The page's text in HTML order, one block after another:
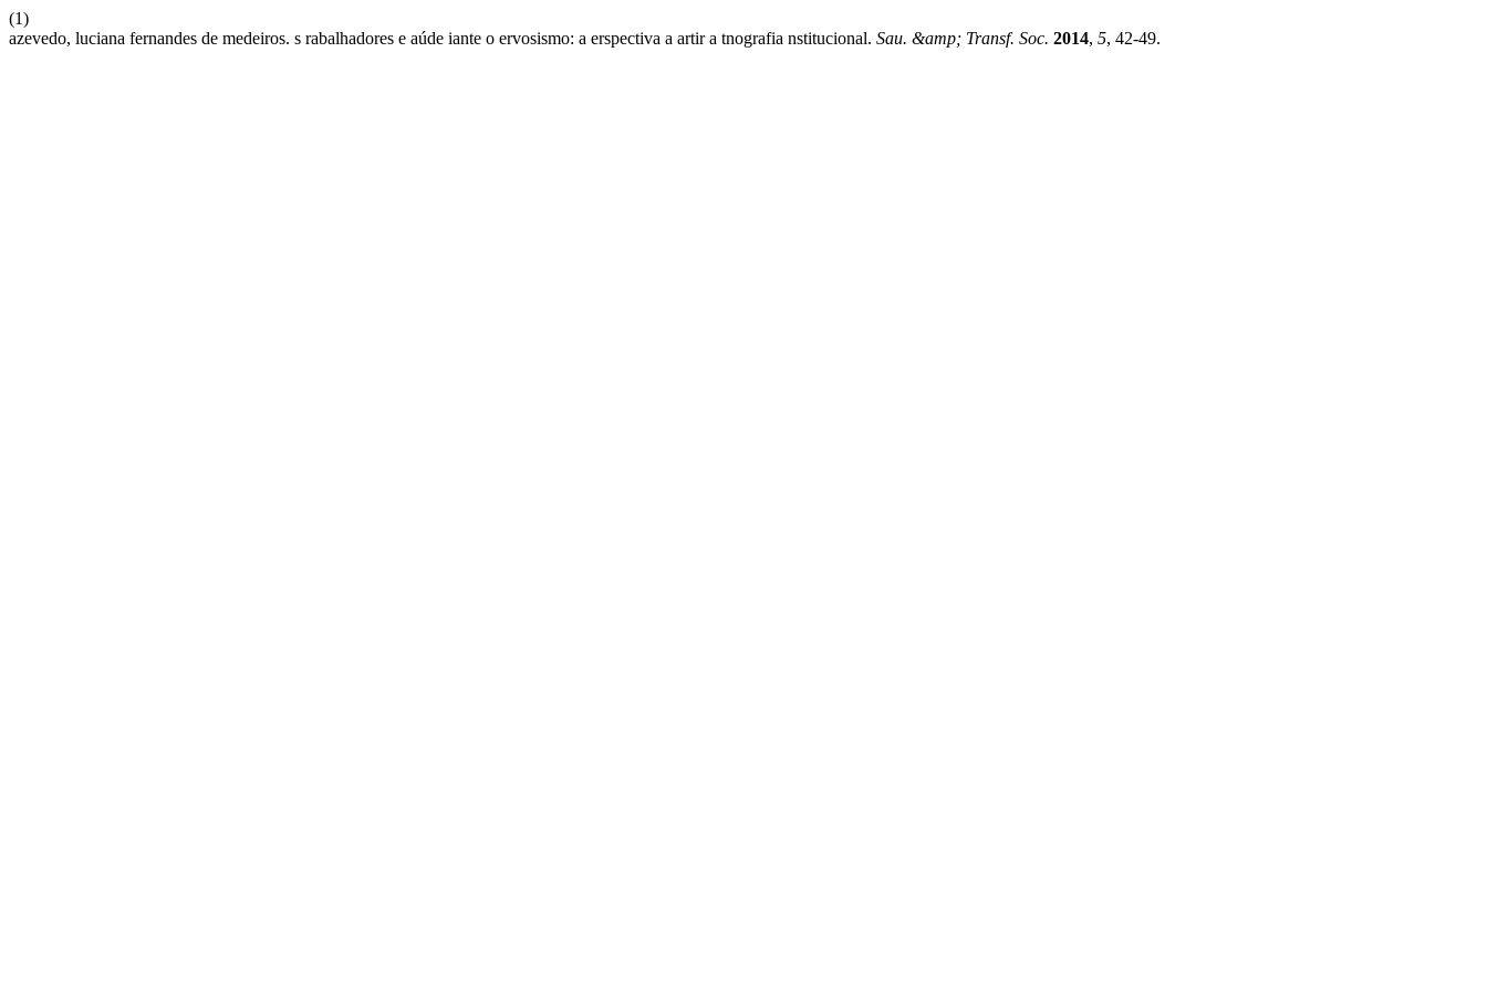
(1)
azevedo, luciana fernandes de medeiros. s rabalhadores e aúde iante o ervosismo: a erspectiva a artir a tnografia nstitucional. Sau. &amp; Transf. Soc. 2014, 5, 42-49.